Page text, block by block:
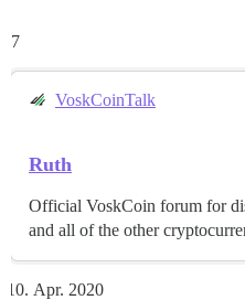
7
VoskCoinTalk
Ruth
Official VoskCoin forum for
and all of the other
Apr. 2020